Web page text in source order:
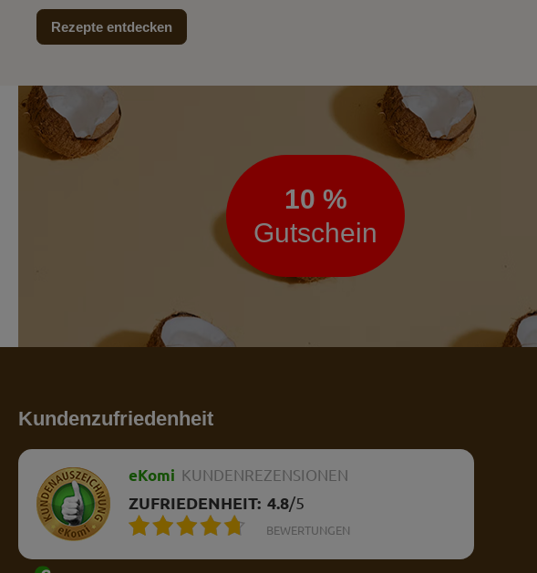
Rezepte entdecken
Newsletter
10 %
Gutschein
Kundenzufriedenheit
eKomi KUNDENREZENSIONEN
ZUFRIEDENHEIT: 4.8/5
BEWERTUNGEN